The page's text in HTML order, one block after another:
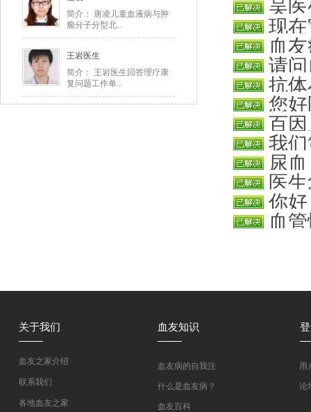
简介： 唐凌儿童血液病与肿
瘤分子分型北...
王岩医生
简介： 王岩医生回答理疗康
复问题工作单...
子吗？
吴
膝盖撞
现
位，科
血
请
抗
以吗？
您
了，疼
百
我
后用输
尿
医
葡萄酒
你
在血管
血
关于我们 血友知识
血友之家介绍
联系我们
各地血友之家
血友病的自我注
射教学
什么是血友病？
血友百科
用
论